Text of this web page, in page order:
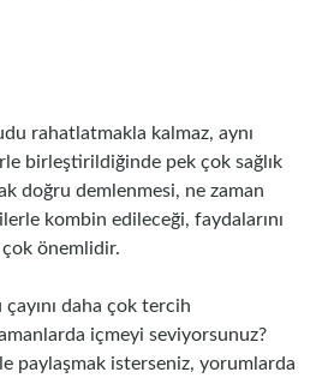
rahatlatmakla kalmaz, aynı
birleştirildiğinde pek çok sağlık
doğru demlenmesi, ne zaman
kombin edileceği, faydalarını
önemlidir.
daha çok tercih
içmeyi seviyorsunuz?
paylaşmak isterseniz, yorumlarda